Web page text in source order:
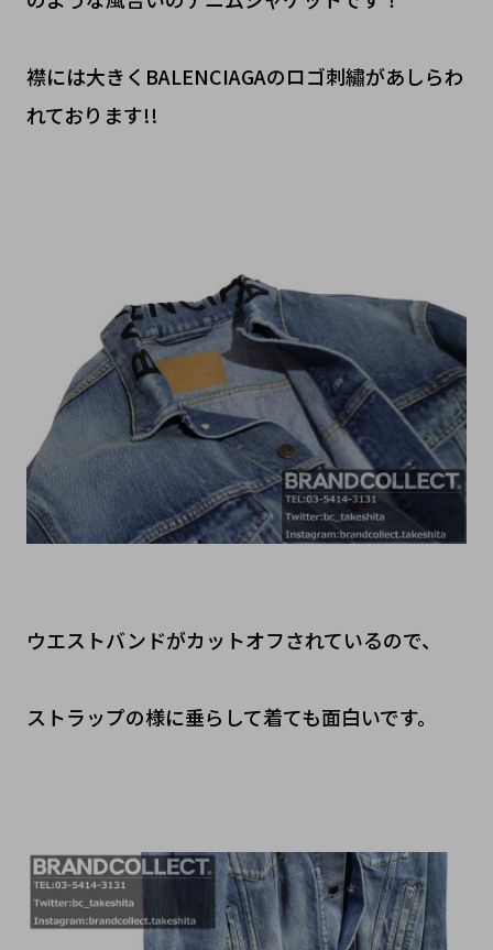
襟には大きくBALENCIAGAのロゴ刺繡があしらわ
れております!!
ウエストバンドがカットオフされているので、
ストラップの様に垂らして着ても面白いです。